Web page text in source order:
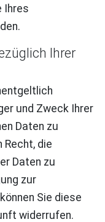
Ihres
Ihrer
und Zweck Ihrer
Daten zu
Recht, die
Daten zu
zur
Sie diese
widerrufen.